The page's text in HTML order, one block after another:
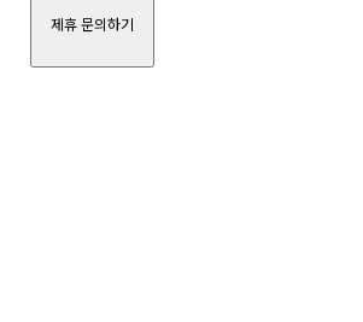
제휴 문의하기